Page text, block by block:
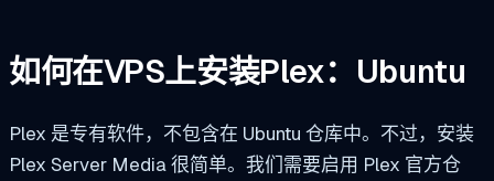
如何在VPS上安装Plex：Ubuntu
Plex 是专有软件，不包含在 Ubuntu 仓库中。不过，安装
Plex Server Media 很简单。我们需要启用 Plex 官方仓